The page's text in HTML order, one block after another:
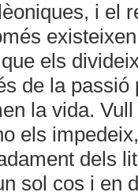
i el
els
de la passió
la vida.
els
dels
sol cos i en